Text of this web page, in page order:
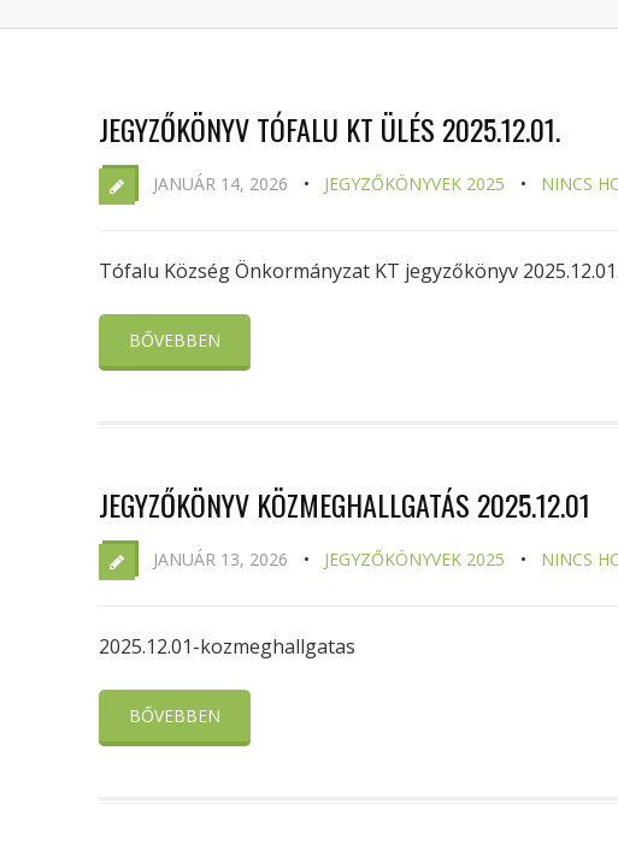
JEGYZŐKÖNYV TÓFALU KT ÜLÉS 2025.12.01.
JANUÁR 14, 2026 JEGYZŐKÖNYVEK 2025 NINCS
Tófalu Község Önkormányzat KT jegyzőkönyv
BŐVEBBEN
JEGYZŐKÖNYV KÖZMEGHALLGATÁS 2025.12.01
JANUÁR 13, 2026 JEGYZŐKÖNYVEK 2025 NINCS
2025.12.01-kozmeghallgatas
BŐVEBBEN